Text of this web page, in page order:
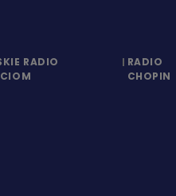
RADIO
RADIO
CHOPIN